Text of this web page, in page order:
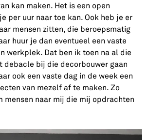
kan maken. Het is een open
per uur naar toe kan. Ook heb je er
mensen zitten, die beroepsmatig
huur je dan eventueel een vaste
werkplek. Dat ben ik toen na al die
debacle bij die decorbouwer gaan
ook een vaste dag in de week een
van mezelf af te maken. Zo
mensen naar mij die mij opdrachten